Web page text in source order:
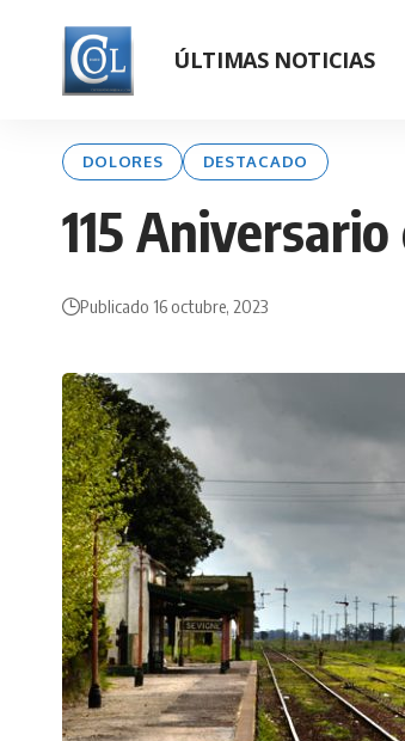
ÚLTIMAS NOTICIAS
DOLORES DESTACADO
115
Publicado 16 octubre, 2023